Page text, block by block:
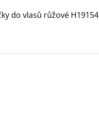
do vlasů růžové H19154